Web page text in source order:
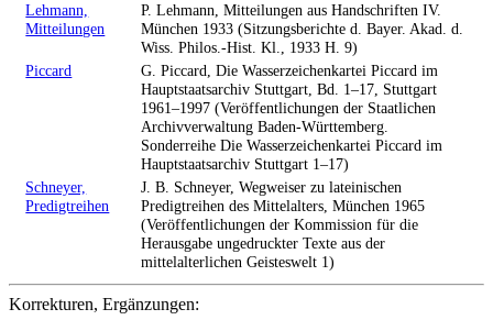
Lehmann,
Mitteilungen
P. Lehmann, Mitteilungen aus Handschriften IV.
München 1933 (Sitzungsberichte d. Bayer. Akad. d.
Wiss. Philos.-Hist. Kl., 1933 H. 9)
Piccard
G. Piccard, Die Wasserzeichenkartei Piccard im
Hauptstaatsarchiv Stuttgart, Bd. 1–17, Stuttgart
1961–1997 (Veröffentlichungen der Staatlichen
Archivverwaltung Baden-Württemberg.
Sonderreihe Die Wasserzeichenkartei Piccard im
Hauptstaatsarchiv Stuttgart 1–17)
Schneyer,
Predigtreihen
J. B. Schneyer, Wegweiser zu lateinischen
Predigtreihen des Mittelalters, München 1965
(Veröffentlichungen der Kommission für die
Herausgabe ungedruckter Texte aus der
mittelalterlichen Geisteswelt 1)
Korrekturen, Ergänzungen: